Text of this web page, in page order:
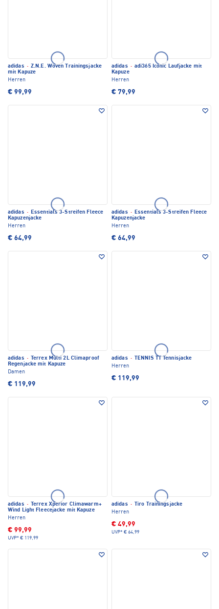
adidas · Z.N.E. Woven Trainingsjacke
mit Kapuze
Herren
€ 99,99
adidas · adi365 Iconic Laufjacke mit
Kapuze
Herren
€ 79,99
adidas · Essentials 3-Streifen Fleece
Kapuzenjacke
Herren
€ 64,99
adidas · Essentials 3-Streifen Fleece
Kapuzenjacke
Herren
€ 64,99
adidas ·
Terrex Multi 2L Climaproof
Regenjacke mit Kapuze
Damen
€ 119,99
adidas ·
TENNIS TT Tennisjacke
Herren
€ 119,99
adidas ·
Terrex Xperior Climawarm+
Wind Light Fleecejacke mit Kapuze
Herren
€ 99,99
UVP* € 119,99
adidas ·
Tiro Trainingsjacke
Herren
€ 49,99
UVP* € 64,99